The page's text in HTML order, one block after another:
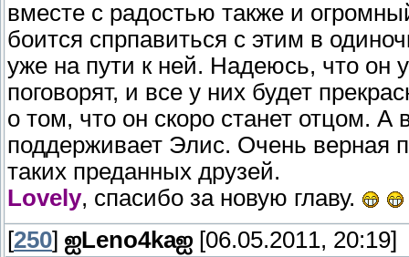
вместе с радостью также и
боится спрпавиться с этим в
уже на пути к ней. Надеюсь, что он
поговорят, и все у них будет
о том, что он скоро станет отцом.
поддерживает Элис. Очень верная
таких преданных друзей.
Lovely, спасибо за новую главу.
[250] ஐLeno4kaஐ [06.05.2011, 20:19]